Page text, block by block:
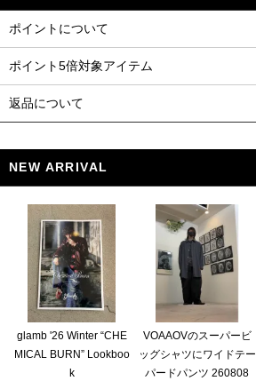
ポイントについて
ポイント5倍対象アイテム
返品について
NEW ARRIVAL
glamb '26 Winter “CHE
MICAL BURN” Lookboo
k
VOAAOVのスーパービ
ッグシャツにワイドテー
パードパンツ 260808